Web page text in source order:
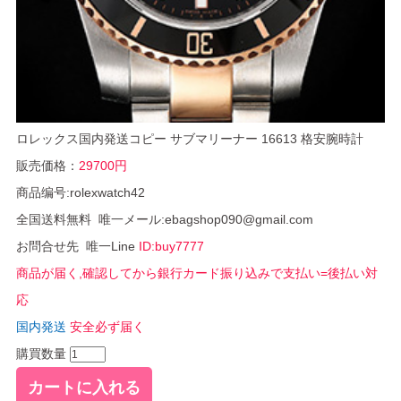
ロレックス国内発送コピー サブマリーナー 16613 格安腕時計
販売価格： 29700円
商品编号:rolexwatch42
全国送料無料 唯一メール:ebagshop090@gmail.com
お問合せ先 唯一Line ID:buy7777
商品が届く,確認してから銀行カード振り込みで支払い=後払い対
応
国内発送 安全必ず届く
購買数量